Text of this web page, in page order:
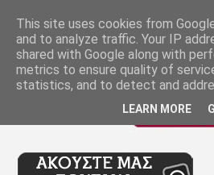
This site uses cookies from
and to analyze traffic. Your IP
shared with Google along with
metrics to ensure quality of
statistics, and to detect and
LEARN MORE